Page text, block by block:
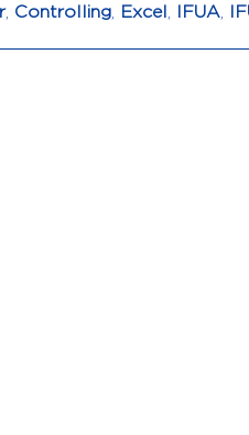
, Controlling, Excel , IFUA,